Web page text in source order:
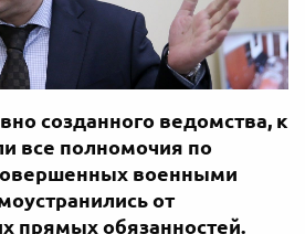
созданного ведомства, к
все полномочия по
военными
от
прямых обязанностей.